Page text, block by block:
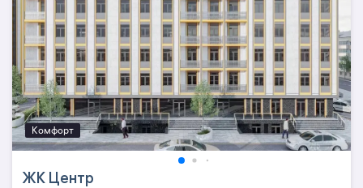
Комфорт
ЖК Центр